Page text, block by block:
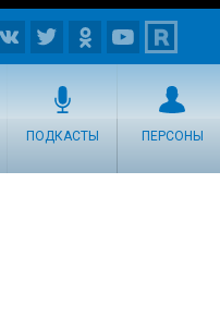
ПОДКАСТЫ ПЕРСОНЫ